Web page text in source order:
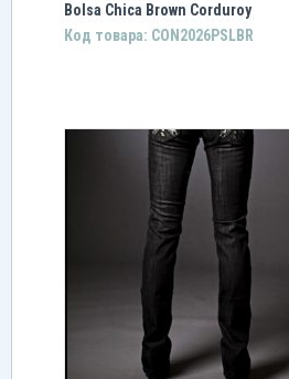
Bolsa Chica Brown Corduroy
Код товара: CON2026PSLBR